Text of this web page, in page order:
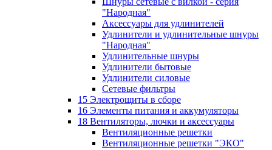
"Народная"
Аксессуары для удлинителей
Удлинители и удлинительные шнуры
"Народная"
Удлинительные шнуры
Удлинители бытовые
Удлинители силовые
Сетевые фильтры
15 Электрощиты в сборе
16 Элементы питания и аккумуляторы
18 Вентиляторы, лючки и аксессуары
Вентиляционные решетки
Вентиляционные решетки "ЭКО"